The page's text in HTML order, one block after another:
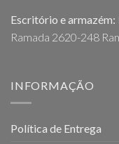
Escritório e armazém:
Ramada 2620-248
INFORMAÇÃO
Política de Entrega